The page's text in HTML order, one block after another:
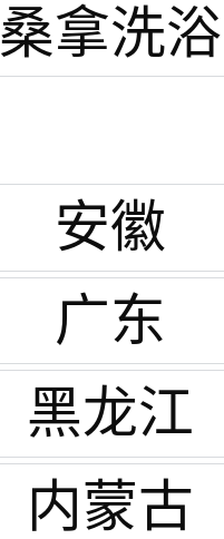
桑拿洗浴
安徽
广东
黑龙江
内蒙古